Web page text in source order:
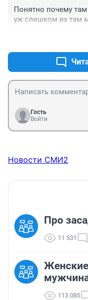
Понятно почему
уж слишком их там
Гость
Войти
Новости СМИ2
Про
11 531
113 085